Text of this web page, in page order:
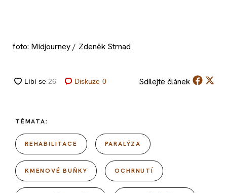
foto: Midjourney / Zdeněk Strnad
Diskuze 0 Sdílejte článek
TÉMATA:
REHABILITACE PARALÝZA
KMENOVÉ BUŇKY OCHRNUTÍ